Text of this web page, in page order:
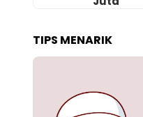
TIPS MENARIK